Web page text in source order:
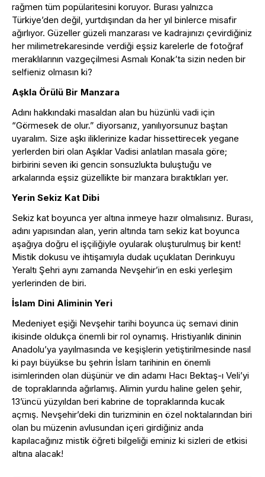
rağmen tüm popülaritesini koruyor. Burası yalnızca
Türkiye’den değil, yurtdışından da her yıl binlerce misafir
ağırlıyor. Güzeller güzeli manzarası ve kadrajınızı çevirdiğiniz
her milimetrekaresinde verdiği eşsiz karelerle de fotoğraf
meraklılarının vazgeçilmesi Asmalı Konak’ta sizin neden bir
selfieniz olmasın ki?
Aşkla Örülü Bir Manzara
Adını hakkındaki masaldan alan bu hüzünlü vadi için
“Görmesek de olur.” diyorsanız, yanılıyorsunuz baştan
uyaralım. Size aşkı iliklerinize kadar hissettirecek yegane
yerlerden biri olan Aşıklar Vadisi anlatılan masala göre;
birbirini seven iki gencin sonsuzlukta buluştuğu ve
arkalarında eşsiz güzellikte bir manzara bıraktıkları yer.
Yerin Sekiz Kat Dibi
Sekiz kat boyunca yer altına inmeye hazır olmalısınız. Burası,
adını yapısından alan, yerin altında tam sekiz kat boyunca
aşağıya doğru el işçiliğiyle oyularak oluşturulmuş bir kent!
Mistik dokusu ve ihtişamıyla dudak uçuklatan Derinkuyu
Yeraltı Şehri aynı zamanda Nevşehir’in en eski yerleşim
yerlerinden de biri.
İslam Dini Aliminin Yeri
Medeniyet eşiği Nevşehir tarihi boyunca üç semavi dinin
ikisinde oldukça önemli bir rol oynamış. Hristiyanlık dininin
Anadolu’ya yayılmasında ve keşişlerin yetiştirilmesinde nasıl
ki payı büyükse bu şehrin İslam tarihinin en önemli
isimlerinden olan düşünür ve din adamı Hacı Bektaş-ı Veli’yi
de topraklarında ağırlamış. Alimin yurdu haline gelen şehir,
13’üncü yüzyıldan beri kabrine de topraklarında kucak
açmış. Nevşehir’deki din turizminin en özel noktalarından biri
olan bu müzenin avlusundan içeri girdiğiniz anda
kapılacağınız mistik öğreti bilgeliği eminiz ki sizleri de etkisi
altına alacak!